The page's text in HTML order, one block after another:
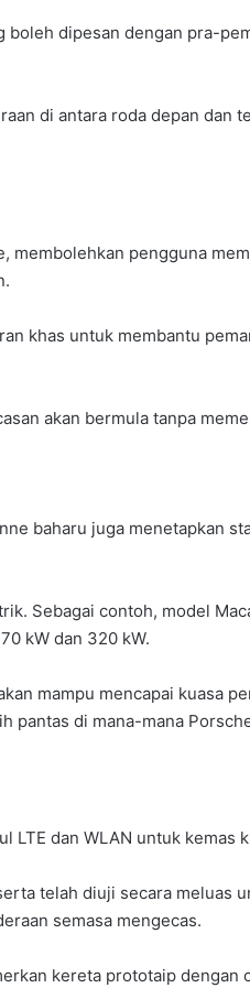
dipesan dengan pra-
di antara roda depan dan
membolehkan pengguna
khas untuk membantu
akan bermula tanpa
baharu juga menetapkan
Sebagai contoh, model
kW dan 320 kW.
mampu mencapai kuasa
pantas di mana-mana
LTE dan WLAN untuk kemas
telah diuji secara meluas
semasa mengecas.
kereta prototaip